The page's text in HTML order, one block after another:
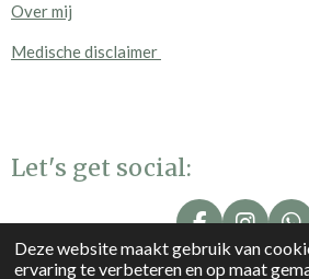
Deze website maakt gebruik van
ervaring te verbeteren en op maat
Over mij
Medische disclaimer
Let's get social:
a
c
n
s
h
a